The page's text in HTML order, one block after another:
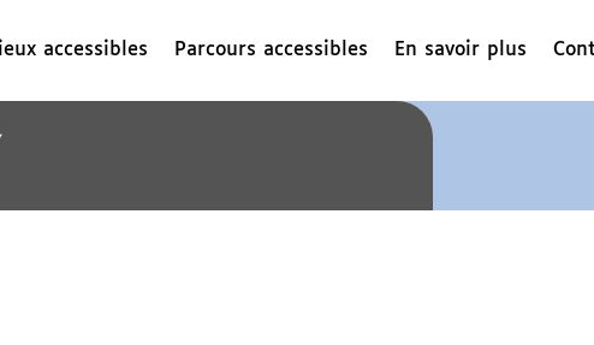
accessibles Parcours accessibles En savoir plus